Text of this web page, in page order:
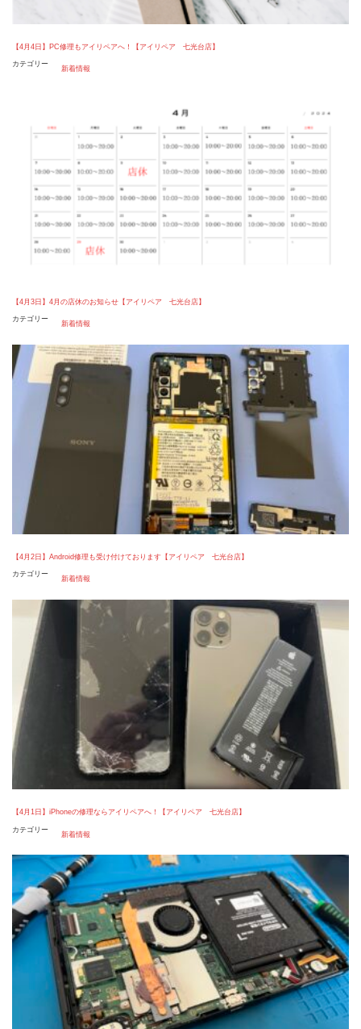
【4月4日】PC修理もアイリペアへ！【アイリペア 七光台店】
カテゴリー
新着情報
【4月3日】4月の店休のお知らせ【アイリペア 七光台店】
カテゴリー
新着情報
【4月2日】Android修理も受け付けております【アイリペア 七光台店】
カテゴリー
新着情報
【4月1日】iPhoneの修理ならアイリペアへ！【アイリペア 七光台店】
カテゴリー
新着情報